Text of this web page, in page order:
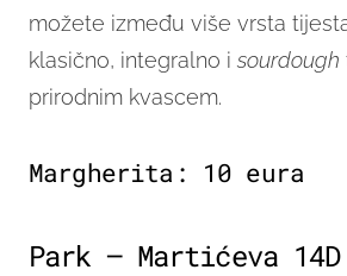
možete između više vrsta
klasično, integralno i sourdough
prirodnim kvascem.
Margherita: 10 eura
Park – Martićeva 14D